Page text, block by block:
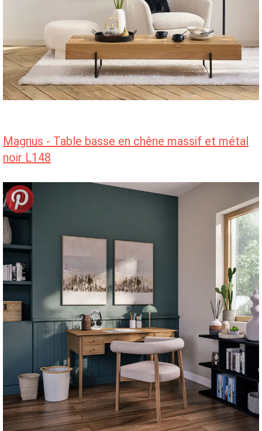
Magnus - Table basse en chêne massif et métal
noir L148